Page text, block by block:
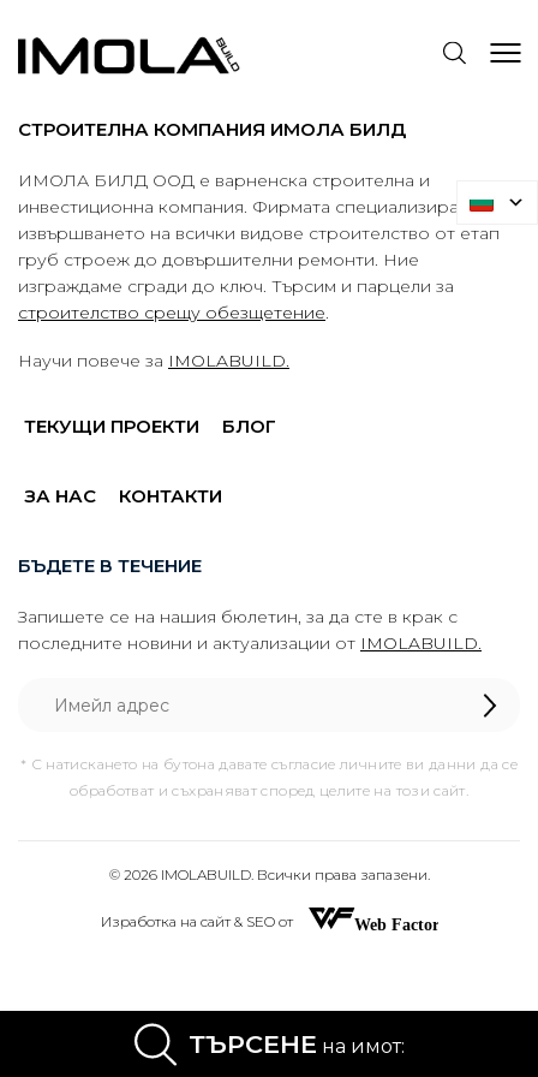
СТРОИТЕЛНА КОМПАНИЯ ИМОЛА БИЛД
ИМОЛА БИЛД ООД е варненска строителна и
инвестиционна компания. Фирмата специализира в
извършването на всички видове строителство от етап
груб строеж до довършителни ремонти. Ние
изграждаме сгради до ключ. Търсим и парцели за
строителство срещу обезщетение.
Научи повече за IMOLABUILD.
ТЕКУЩИ ПРОЕКТИ БЛОГ
ЗА НАС КОНТАКТИ
БЪДЕТЕ В ТЕЧЕНИЕ
Запишете се на нашия бюлетин, за да сте в крак с
последните новини и актуализации от IMOLABUILD.
* С натискането на бутона давате съгласие личните ви данни да се
обработват и съхраняват според целите на този сайт.
© 2026 IMOLABUILD. Всички права запазени.
Изработка на сайт & SEO от
ТЪРСЕНЕ на имот: